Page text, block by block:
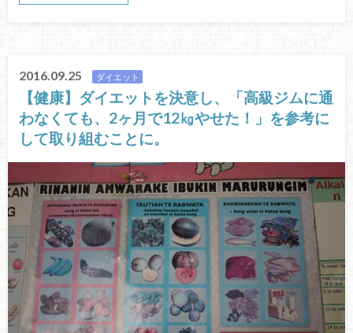
2016.09.25 ダイエット
【健康】ダイエットを決意し、「高級ジムに通
わなくても、2ヶ月で12㎏やせた！」を参考に
して取り組むことに。